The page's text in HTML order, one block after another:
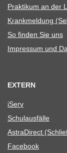
Prak­ti­kum an der
Krank­mel­dung
So fin­den Sie uns
Impres­sum und
EXTERN
iServ
Schul­aus­fälle
Astra­Di­rect
Face­book